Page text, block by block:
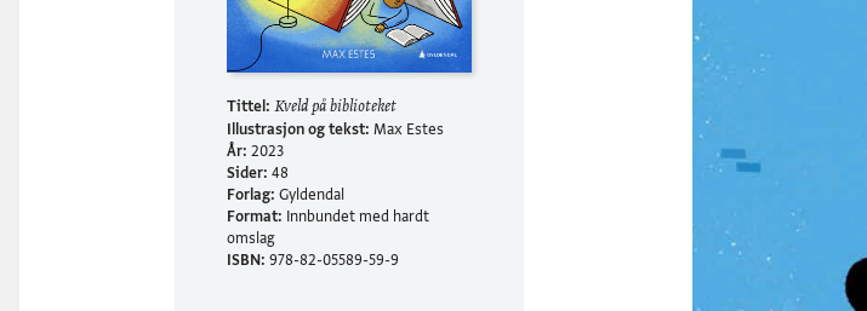
Tittel: Kveld på biblioteket
Illustrasjon og tekst:Max Estes
År: 2023
Sider: 48
Forlag: Gyldendal
Format: Innbundet med hardt
omslag
ISBN: 978-82-05589-59-9